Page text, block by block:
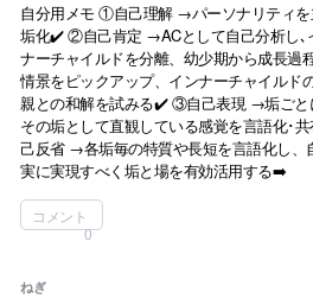
自分用メモ ①自己理解 →パーソナリティを
垢化✔️ ②自己肯定 →ACとして自己分析し､
ナーチャイルドを分離、幼少期から成長過
情景をピックアップ、インナーチャイルド
親との和解を試みる✔️ ③自己表現 →垢ごと
その垢として直観している感覚を言語化･
己反省 →各垢毎の特質や長短を言語化し、
実に実現すべく垢と場を有効活用する➡️
コメント
0
ねぎ